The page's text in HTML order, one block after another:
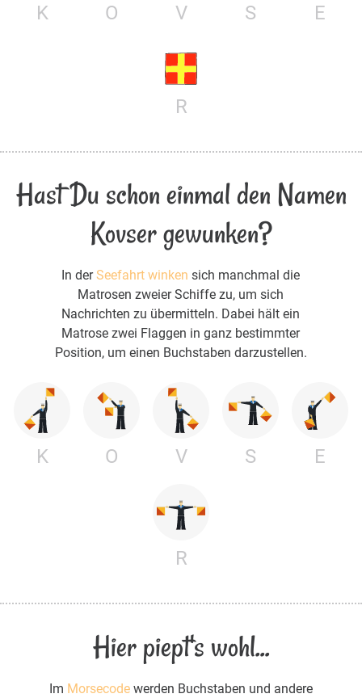
K O V S E
R
Hast Du schon einmal den Namen
Kovser gewunken?
In derSeefahrt winken sich manchmal die
Matrosen zweier Schiffe zu, um sich
Nachrichten zu übermitteln. Dabei hält ein
Matrose zwei Flaggen in ganz bestimmter
Position, um einen Buchstaben darzustellen.
K O V S E
R
Hier piept's wohl...
Im Morsecodewerden Buchstaben und andere